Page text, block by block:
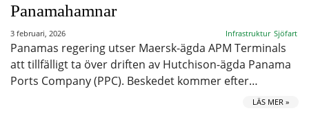
Panamahamnar
3 februari, 2026 Infrastruktur Sjöfart
Panamas regering utser Maersk-ägda APM Terminals
att tillfälligt ta över driften av Hutchison-ägda Panama
Ports Company (PPC). Beskedet kommer efter…
LÄS MER »